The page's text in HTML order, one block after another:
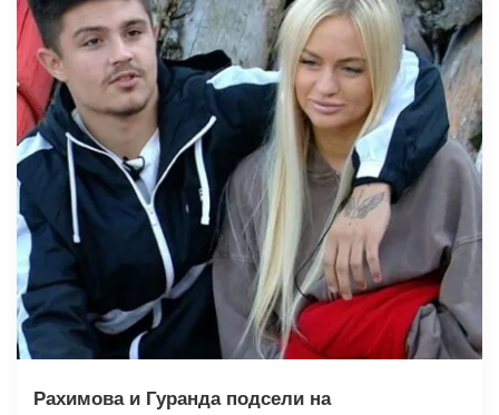
Рахимова и Гуранда подсели на